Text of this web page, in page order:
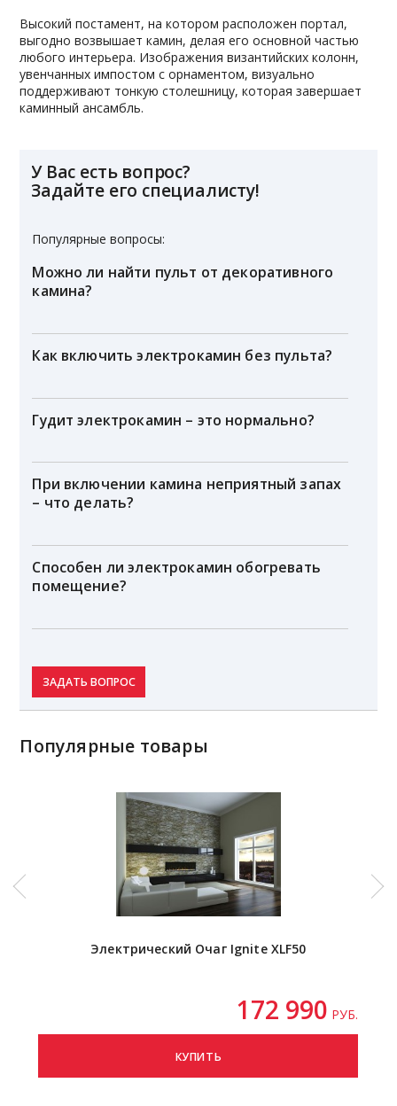
Высокий постамент, на котором расположен портал,
выгодно возвышает камин, делая его основной частью
любого интерьера. Изображения византийских колонн,
увенчанных импостом с орнаментом, визуально
поддерживают тонкую столешницу, которая завершает
каминный ансамбль.
У Вас есть вопрос?
Задайте его специалисту!
Популярные вопросы:
Можно ли найти пульт от декоративного
камина?
Как включить электрокамин без пульта?
Гудит электрокамин – это нормально?
При включении камина неприятный запах
– что делать?
Способен ли электрокамин обогревать
помещение?
ЗАДАТЬ ВОПРОС
Популярные товары
Электрический Очаг Ignite XLF50
172 990 РУБ.
КУПИТЬ